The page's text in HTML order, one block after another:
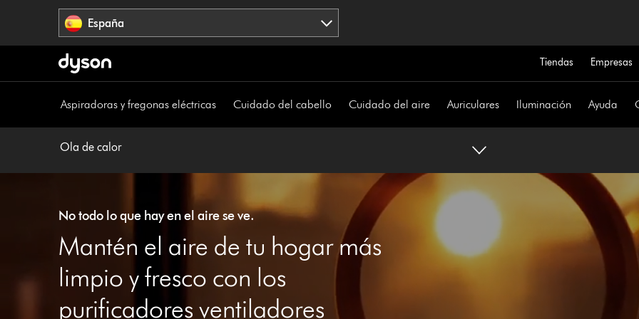
España
Tiendas Empresas
Aspiradoras y fregonas eléctricas Cuidado del cabello Cuidado del aire Auriculares Iluminación Ayuda
Ola de calor
No todo lo que hay en el aire se ve.
Mantén el aire de tu hogar más
limpio y fresco con los
purificadores ventiladores